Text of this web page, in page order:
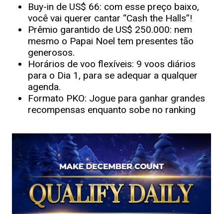
Buy-in de US$ 66: com esse preço baixo,
você vai querer cantar “Cash the Halls”!
Prêmio garantido de US$ 250.000: nem
mesmo o Papai Noel tem presentes tão
generosos.
Horários de voo flexíveis: 9 voos diários
para o Dia 1, para se adequar a qualquer
agenda.
Formato PKO: Jogue para ganhar grandes
recompensas enquanto sobe no ranking